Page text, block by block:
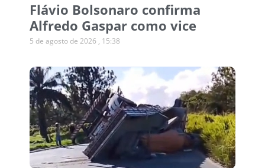
Flávio Bolsonaro confirma
Alfredo Gaspar como vice
5 de agosto de 2026 15:38